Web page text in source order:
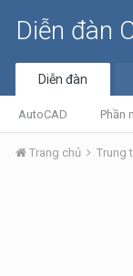
Diễn đàn
Diễn đàn
AutoCAD Phần
Trang chủ Trung